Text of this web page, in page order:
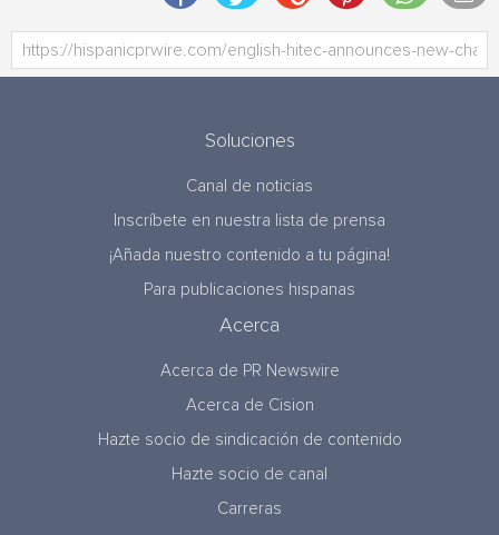
Soluciones
Canal de noticias
Inscríbete en nuestra lista de prensa
¡Añada nuestro contenido a tu página!
Para publicaciones hispanas
Acerca
Acerca de PR Newswire
Acerca de Cision
Hazte socio de sindicación de contenido
Hazte socio de canal
Carreras